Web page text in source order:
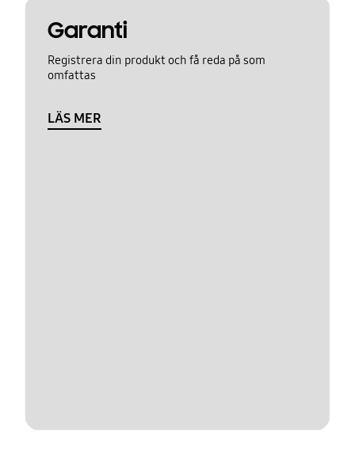
Garanti
Registrera din produkt och få reda på som
omfattas
LÄS MER